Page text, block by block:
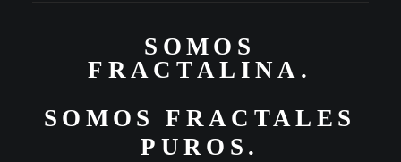
S OM O S
F RA C TAL INA .
SOMOS
FRACTALES
PUROS.